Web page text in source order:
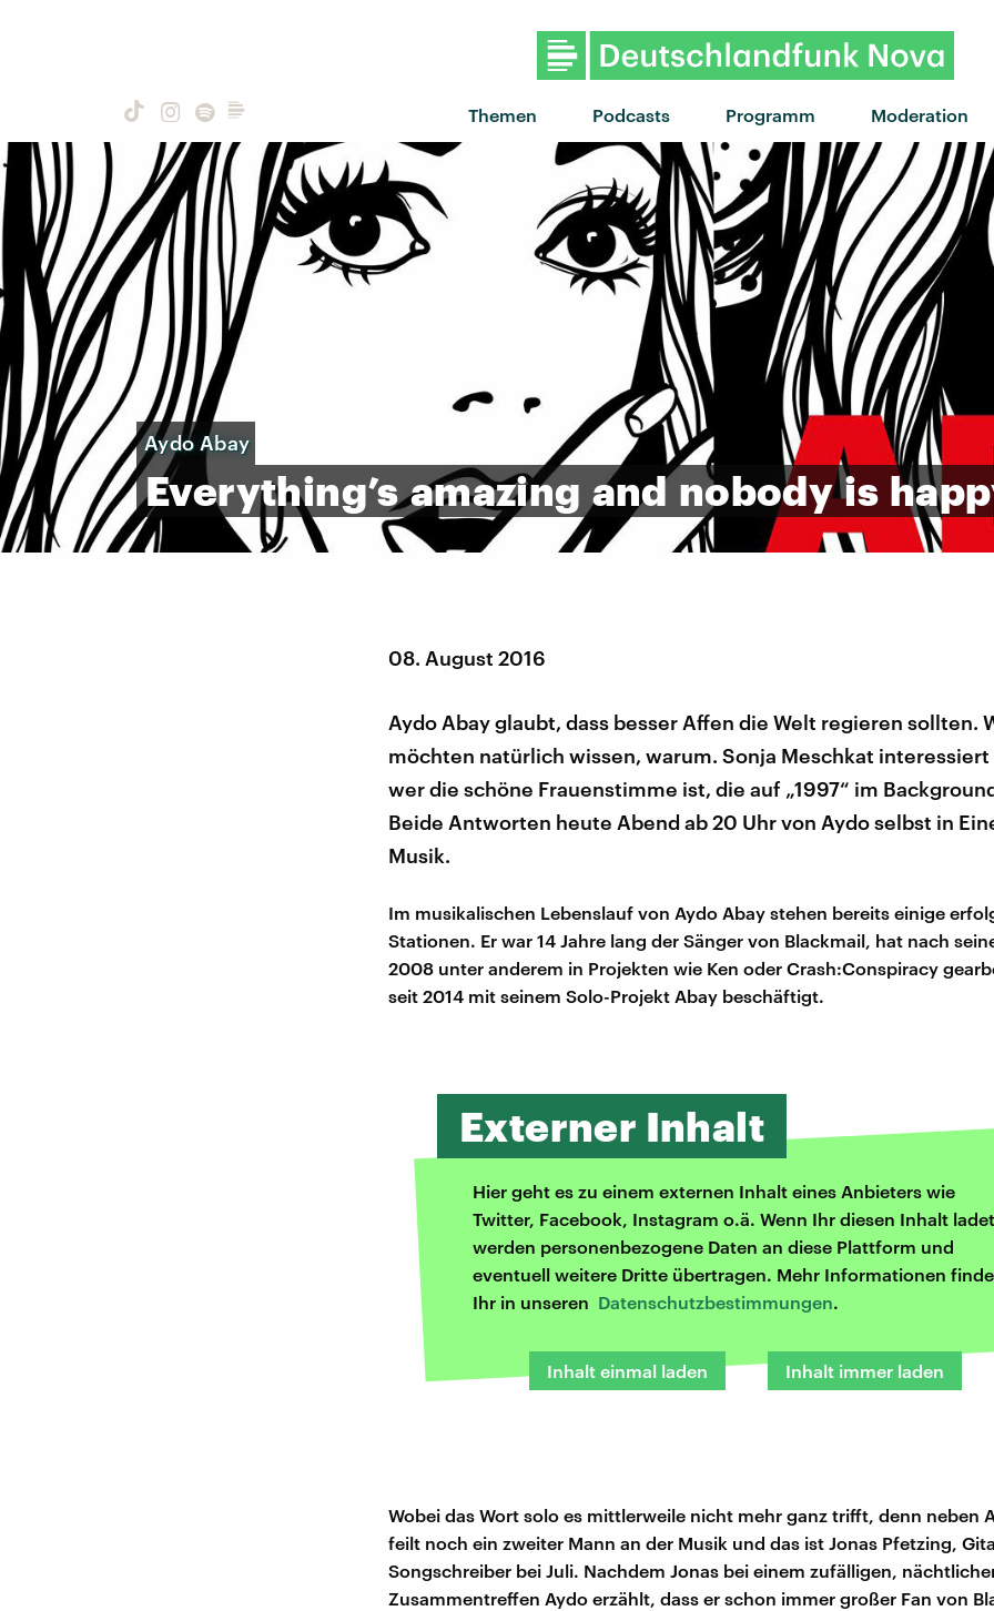
Themen Podcasts Programm Moderation
"Closer" von Boy
Aydo Abay
Everything’s amazing and nobody is
08. August 2016
Aydo Abay glaubt, dass besser Affen die Welt regieren sollten.
möchten natürlich wissen, warum. Sonja Meschkat
wer die schöne Frauenstimme ist, die auf „1997“ im
Beide Antworten heute Abend ab 20 Uhr von Aydo selbst in
Musik.
Im musikalischen Lebenslauf von Aydo Abay stehen bereits einige
Stationen. Er war 14 Jahre lang der Sänger von Blackmail, hat nach
2008 unter anderem in Projekten wie Ken oder Crash:Conspiracy
seit 2014 mit seinem Solo-Projekt Abay beschäftigt.
Externer Inhalt
Hier geht es zu einem externen Inhalt eines Anbieters wie
Twitter, Facebook, Instagram o.ä. Wenn Ihr diesen Inhalt
werden personenbezogene Daten an diese Plattform und
eventuell weitere Dritte übertragen. Mehr Informationen
Ihr in unseren Datenschutzbestimmungen.
Inhalt einmal laden Inhalt immer laden
Wobei das Wort solo es mittlerweile nicht mehr ganz trifft, denn neben
feilt noch ein zweiter Mann an der Musik und das ist Jonas Pfetzing,
Songschreiber bei Juli. Nachdem Jonas bei einem zufälligen,
Zusammentreffen Aydo erzählt, dass er schon immer großer Fan von